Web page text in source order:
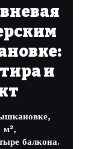
и
м²,
балкона.